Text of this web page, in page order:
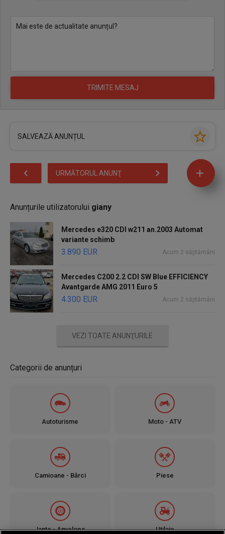
SALVEAZĂ ANUNȚUL
URMĂTORUL ANUNŢ
Anunțurile utilizatorului giany
Mercedes e320 CDI w211 an.2003 Automat
variante schimb
3.890 EUR Acum 2 săptămâni
Mercedes C200 2.2 CDI SW Blue EFFICIENCY
Avantgarde AMG 2011 Euro 5
4.300 EUR Acum 2 săptămâni
VEZI TOATE ANUNŢURILE
Categorii de anunțuri
Autoturisme Moto - ATV
Camioane - Bărci Piese
Jante - Anvelope Utilaje